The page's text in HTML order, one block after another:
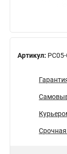
Артикул: